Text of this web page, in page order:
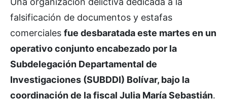
falsificación de documentos y estafas
comerciales fue desbaratada este martes en un
operativo conjunto encabezado por la
Subdelegación Departamental de
Investigaciones (SUBDDI) Bolívar, bajo la
coordinación de la fiscal Julia María Sebastián.